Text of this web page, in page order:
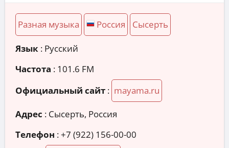
Разная музыка Россия Сысерть
Язык : Русский
Частота : 101.6 FM
Официальный сайт : mayama.ru
Адрес : Сысерть, Россия
Телефон :+7 (922) 156-00-00